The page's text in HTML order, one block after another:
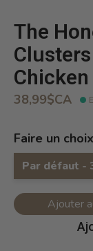
The
38,99$CA
Faire un
Par défaut -